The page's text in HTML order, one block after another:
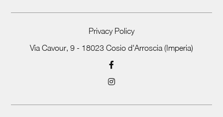
Privacy Policy
Via Cavour, 9 - 18023 Cosio d'Arroscia (Imperia)